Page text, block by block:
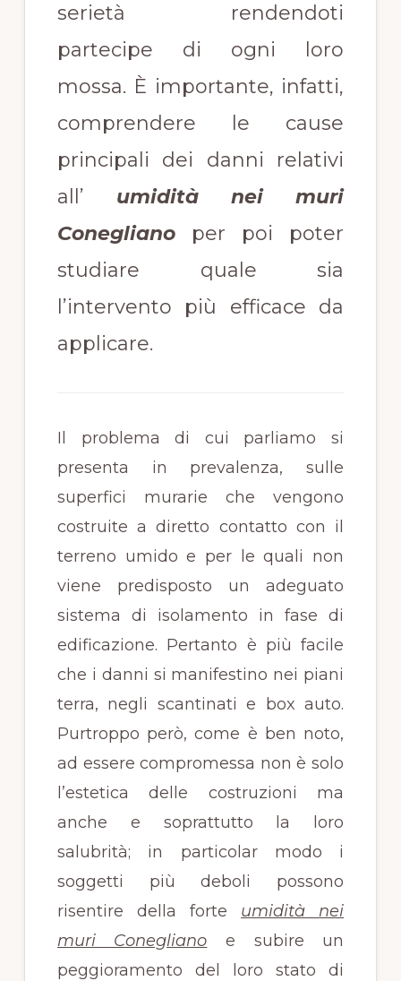
serietà rendendoti
partecipe di ogni loro
mossa. È importante, infatti,
comprendere le cause
principali dei danni relativi
all’ umidità nei muri
Coneglianoper poi poter
studiare quale sia
l’intervento più efficace da
applicare.
Il problema di cui parliamo si
presenta in prevalenza, sulle
superfici murarie che vengono
costruite a diretto contatto con il
terreno umido e per le quali non
viene predisposto un adeguato
sistema di isolamento in fase di
edificazione. Pertanto è più facile
che i danni si manifestino nei piani
terra, negli scantinati e box auto.
Purtroppo però, come è ben noto,
ad essere compromessa non è solo
l’estetica delle costruzioni ma
anche e soprattutto la loro
salubrità; in particolar modo i
soggetti più deboli possono
risentire della forte umidità nei
muri Conegliano e subire un
peggioramento del loro stato di